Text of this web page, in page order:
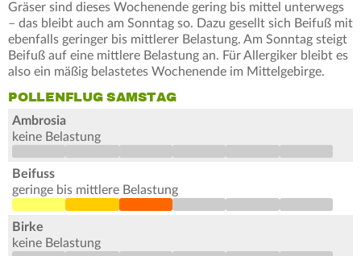
Gräser sind dieses Wochenende gering bis mittel unterwegs
– das bleibt auch am Sonntag so. Dazu gesellt sich Beifuß mit
ebenfalls geringer bis mittlerer Belastung. Am Sonntag steigt
Beifuß auf eine mittlere Belastung an. Für Allergiker bleibt es
also ein mäßig belastetes Wochenende im Mittelgebirge.
POLLENFLUG SAMSTAG
Ambrosia
keine Belastung
Beifuss
geringe bis mittlere Belastung
Birke
keine Belastung